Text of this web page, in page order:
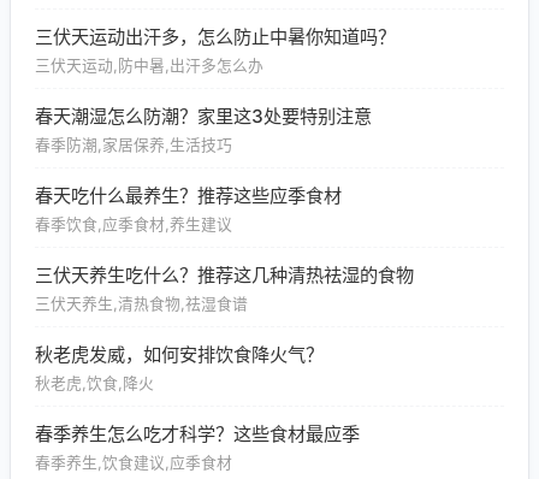
三伏天运动出汗多，怎么防止中暑你知道吗？
三伏天运动,防中暑,出汗多怎么办
春天潮湿怎么防潮？家里这3处要特别注意
春季防潮,家居保养,生活技巧
春天吃什么最养生？推荐这些应季食材
春季饮食,应季食材,养生建议
三伏天养生吃什么？推荐这几种清热祛湿的食物
三伏天养生,清热食物,祛湿食谱
秋老虎发威，如何安排饮食降火气？
秋老虎,饮食,降火
春季养生怎么吃才科学？这些食材最应季
春季养生,饮食建议,应季食材